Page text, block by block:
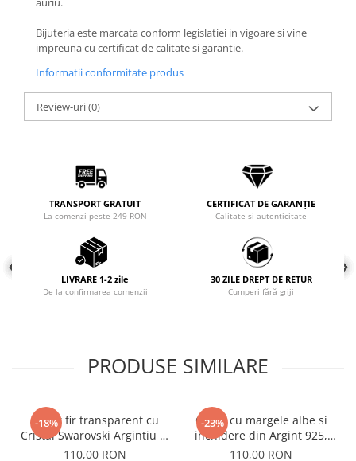
semiprețioase
BRĂȚĂRI DE PICIOR
Brățări de picior din Aur
Brățări de picior din Argint
COLIERE
Coliere cu pietre semiprețioase
Bijuteria este marcata conform legislatiei in vigoare si vine
impreuna cu certificat de calitate si garantie.
Informatii conformitate produs
Review-uri(0)
TRANSPORT GRATUIT
La comenzi peste 249 RON
CERTIFICAT DE GARANȚIE
Calitate și autenticitate
LIVRARE 1-2 zile
De la confirmarea comenzii
30 ZILE DREPT DE RETUR
Cumperi fără griji
PRODUSE SIMILARE
-18%
Colier fir transparent cu
Cristal Swarovski Argintiu in
Caseta din Argint 925
110,00 RON
-23%
Colier cu margele albe si
inchidere din Argint 925,
reglabil 38-41 cm
110,00 RON